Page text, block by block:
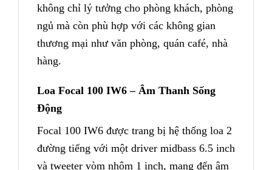
không chỉ lý tưởng cho phòng khách, phòng
ngủ mà còn phù hợp với các không gian
thương mại như văn phòng, quán café, nhà
hàng.
Loa Focal 100 IW6 – Âm Thanh Sống
Động
Focal 100 IW6 được trang bị hệ thống loa 2
đường tiếng với một driver midbass 6.5 inch
và tweeter vòm nhôm 1 inch, mang đến âm